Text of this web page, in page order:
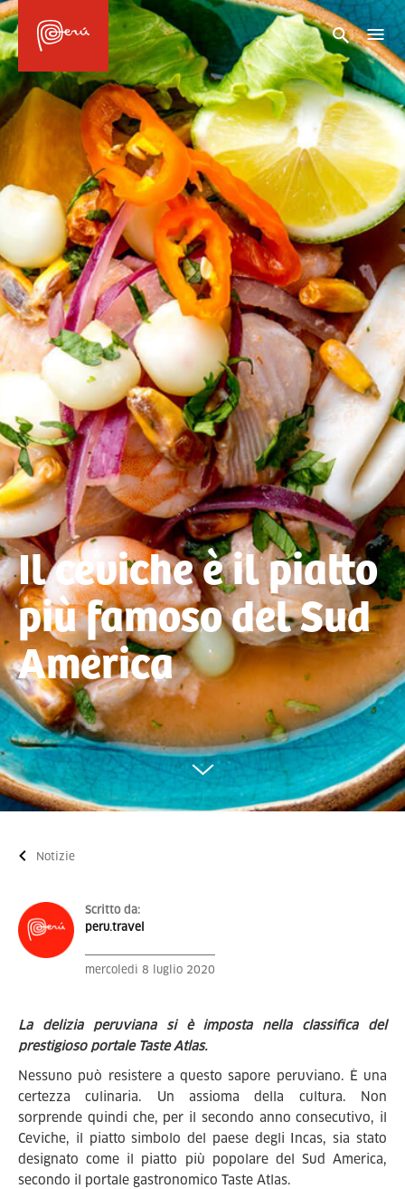
Il ceviche è il piatto
più famoso del Sud
America
Notizie
Scritto da:
peru.travel
mercoledì 8 luglio 2020
La delizia peruviana si è imposta nella classifica del
prestigioso portale Taste Atlas.
Nessuno può resistere a questo sapore peruviano. È una
certezza culinaria. Un assioma della cultura. Non
sorprende quindi che, per il secondo anno consecutivo, il
Ceviche, il piatto simbolo del paese degli Incas, sia stato
designato come il piatto più popolare del Sud America,
secondo il portale gastronomico Taste Atlas.